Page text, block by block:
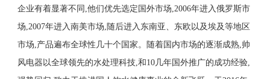
企业有着显著不同,他们优先选定国外市场,2006年进入俄罗斯市
场,2007年进入南美市场,随后进入东南亚、东欧以及埃及等地区
市场,产品遍布全球性几十个国家。随着国内市场的逐渐成熟,帅
风电器以全球领先的水处理科技,和10几年国外推广的成功经验,